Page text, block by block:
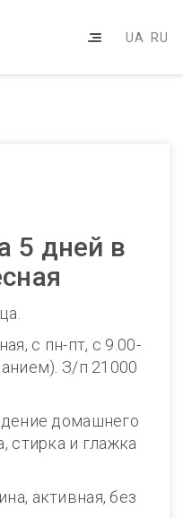
UA RU
5 дней в
с пн-пт, с 9.00-
З/п 21000
домашнего
стирка и глажка
активная, без